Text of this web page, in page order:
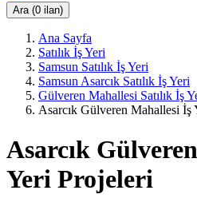
Ara (0 ilan)
Ana Sayfa
Satılık İş Yeri
Samsun Satılık İş Yeri
Samsun Asarcık Satılık İş Yeri
Gülveren Mahallesi Satılık İş
Asarcık Gülveren Mahallesi İş
Asarcık
Yeri Projeleri